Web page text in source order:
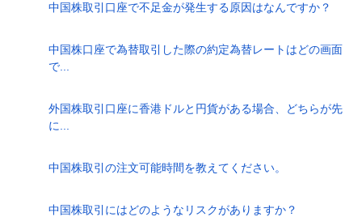
中国株取引口座で不足金が発生する原因はなんですか？
中国株口座で為替取引した際の約定為替レートはどの画面
で...
外国株取引口座に香港ドルと円貨がある場合、どちらが先
に...
中国株取引の注文可能時間を教えてください。
中国株取引にはどのようなリスクがありますか？